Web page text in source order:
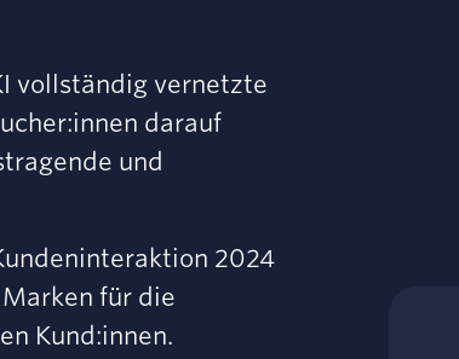
vollständig vernetzte
darauf
und
2024
für die
Kund:innen.